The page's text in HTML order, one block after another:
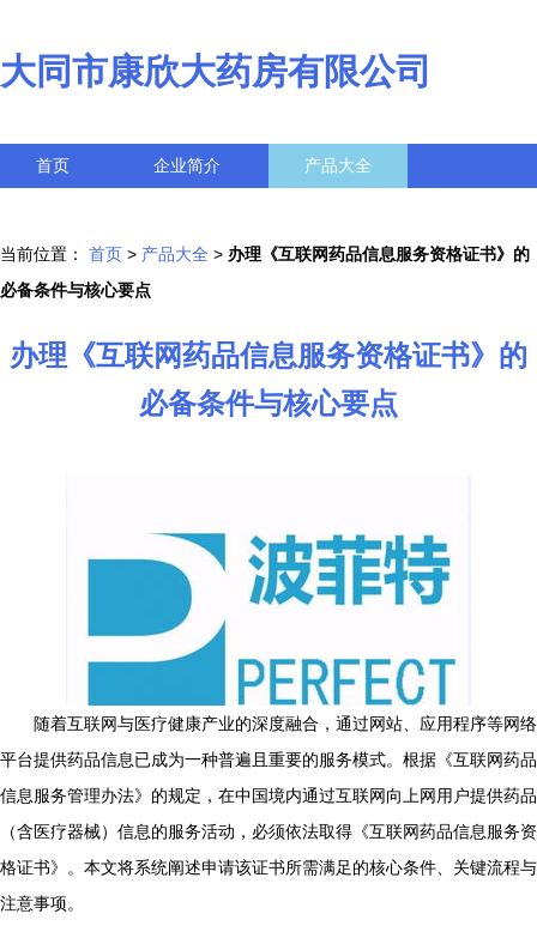
大同市康欣大药房有限公司
首页 企业简介 产品大全
当前位置： 首页 > 产品大全 > 办理《互联网药品信息服务资格证书》的
必备条件与核心要点
办理《互联网药品信息服务资格证书》的
必备条件与核心要点
随着互联网与医疗健康产业的深度融合，通过网站、应用程序等网络
平台提供药品信息已成为一种普遍且重要的服务模式。根据《互联网药品
信息服务管理办法》的规定，在中国境内通过互联网向上网用户提供药品
（含医疗器械）信息的服务活动，必须依法取得《互联网药品信息服务资
格证书》。本文将系统阐述申请该证书所需满足的核心条件、关键流程与
注意事项。